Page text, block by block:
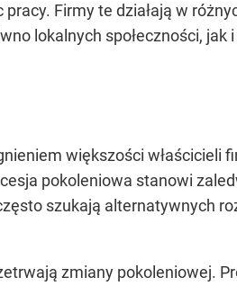
Firmy te działają w
lokalnych społeczności, jak i
większości właścicieli
pokoleniowa stanowi
szukają alternatywnych
zmiany pokoleniowej.